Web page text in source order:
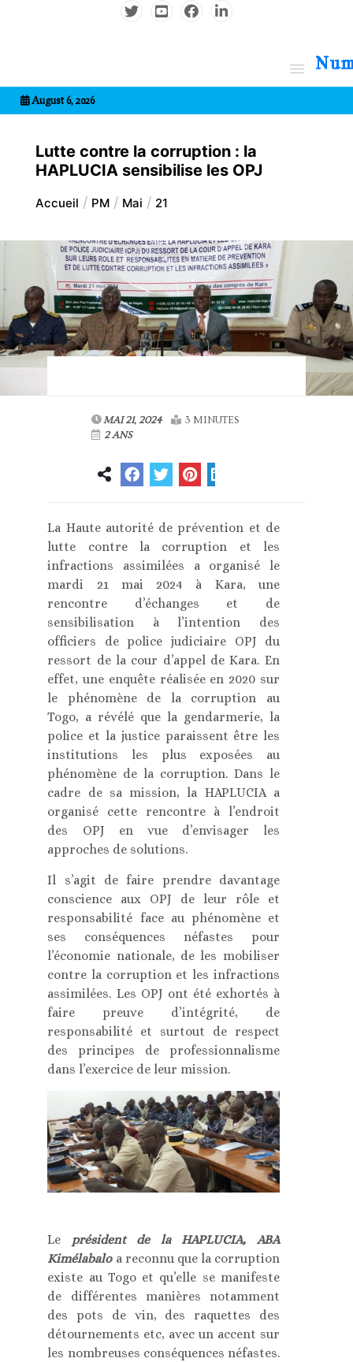
August 6, 2026
Lutte contre la corruption : la
HAPLUCIA sensibilise les OPJ
Accueil PM Mai 21
MAI 21, 2024
3 MINUTES
2 ANS
La Haute autorité de prévention et de
lutte contre la corruption et les
infractions assimilées a organisé le
mardi 21 mai 2024 à Kara, une
rencontre d’échanges et de
sensibilisation à l’intention des
officiers de police judiciaire OPJ du
ressort de la cour d’appel de Kara. En
effet, une enquête réalisée en 2020 sur
le phénomène de la corruption au
Togo, a révélé que la gendarmerie, la
police et la justice paraissent être les
institutions les plus exposées au
phénomène de la corruption. Dans le
cadre de sa mission, la HAPLUCIA a
organisé cette rencontre à l’endroit
des OPJ en vue d’envisager les
approches de solutions.
Il s’agit de faire prendre davantage
conscience aux OPJ de leur rôle et
responsabilité face au phénomène et
ses conséquences néfastes pour
l’économie nationale, de les mobiliser
contre la corruption et les infractions
assimilées. Les OPJ ont été exhortés à
faire preuve d’intégrité, de
responsabilité et surtout de respect
des principes de professionnalisme
dans l’exercice de leur mission.
Le président de la HAPLUCIA, ABA
Kimélabaloa reconnu que la corruption
existe au Togo et qu’elle se manifeste
de différentes manières notamment
des pots de vin, des raquettes des
détournements etc, avec un accent sur
les nombreuses conséquences néfastes.